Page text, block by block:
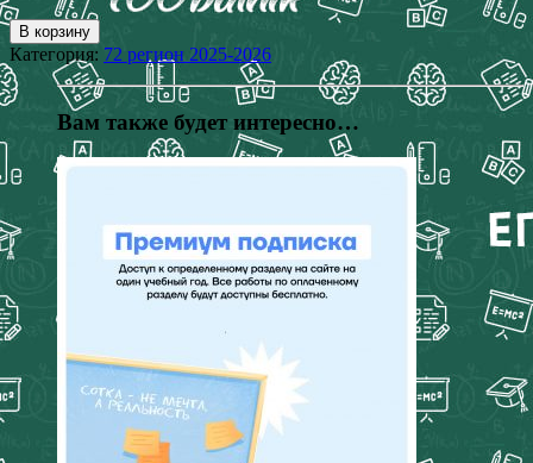
В корзину
Категория: 72 регион 2025-2026
Вам также будет интересно…